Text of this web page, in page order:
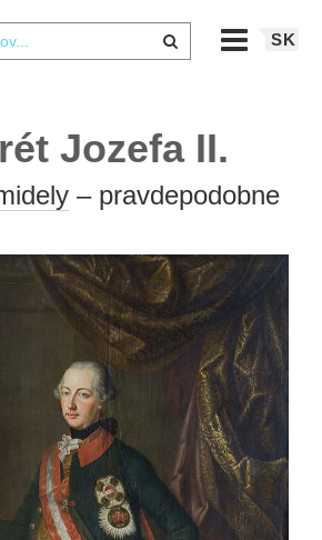
SK
Jozefa II.
– pravdepodobne